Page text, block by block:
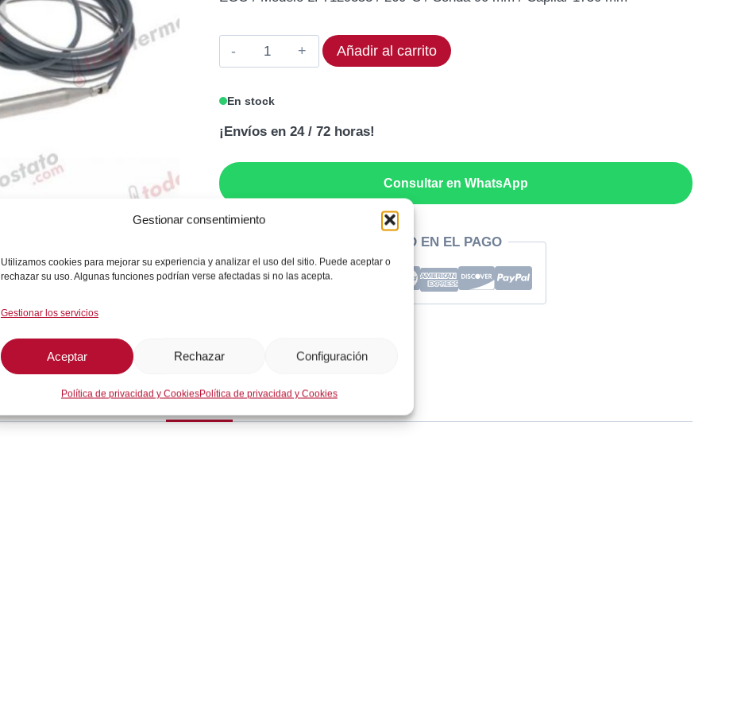
Gestionar consentimiento
Utilizamos cookies para mejorar su experiencia y analizar el uso del sitio. Puede aceptar o
rechazar su uso. Algunas funciones podrían verse afectadas si no las acepta.
Gestionar los servicios
Aceptar Rechazar Configuración
Política de privacidad y CookiesPolítica de privacidad y Cookies
era:
248,13€.
es:
198,50€.
Termostato
EGO
Rango
260°C
Añadir al carrito
En stock
¡Envíos en 24 / 72 horas!
Consultar en WhatsApp
GARANTÍA DE SEGURIDAD EN EL PAGO
Categoría:
Gas / Cocción